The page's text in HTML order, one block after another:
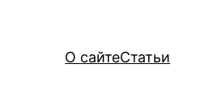
О сайтеСтатьи